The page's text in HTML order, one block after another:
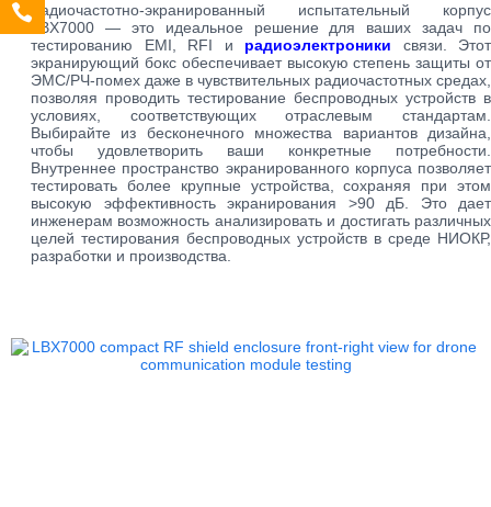
Радиочастотно-экранированный испытательный корпус
LBX7000 — это идеальное решение для ваших задач по
тестированию EMI, RFI и радиоэлектроники связи. Этот
экранирующий бокс обеспечивает высокую степень защиты от
ЭМС/РЧ-помех даже в чувствительных радиочастотных средах,
позволяя проводить тестирование беспроводных устройств в
условиях, соответствующих отраслевым стандартам.
Выбирайте из бесконечного множества вариантов дизайна,
чтобы удовлетворить ваши конкретные потребности.
Внутреннее пространство экранированного корпуса позволяет
тестировать более крупные устройства, сохраняя при этом
высокую эффективность экранирования >90 дБ. Это дает
инженерам возможность анализировать и достигать различных
целей тестирования беспроводных устройств в среде НИОКР,
разработки и производства.